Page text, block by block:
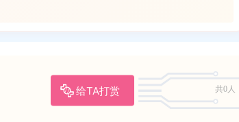
给TA打赏 共0人